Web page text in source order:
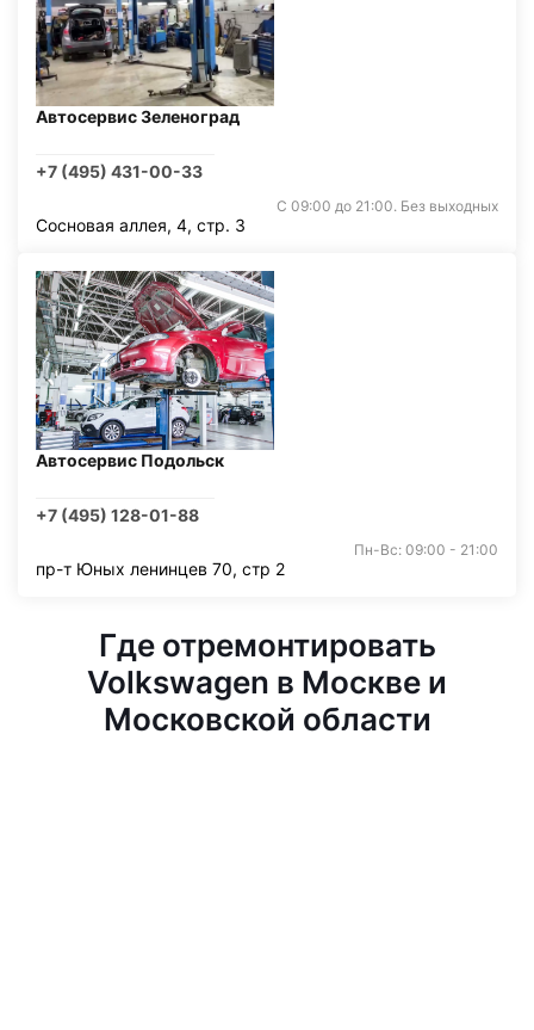
Автосервис Зеленоград
+7 (495) 431-00-33
С 09:00 до 21:00. Без выходных
Сосновая аллея, 4, стр. 3
Автосервис Подольск
+7 (495) 128-01-88
Пн-Вс: 09:00 - 21:00
пр-т Юных ленинцев 70, стр 2
Где отремонтировать
Volkswagen в Москве и
Московской области